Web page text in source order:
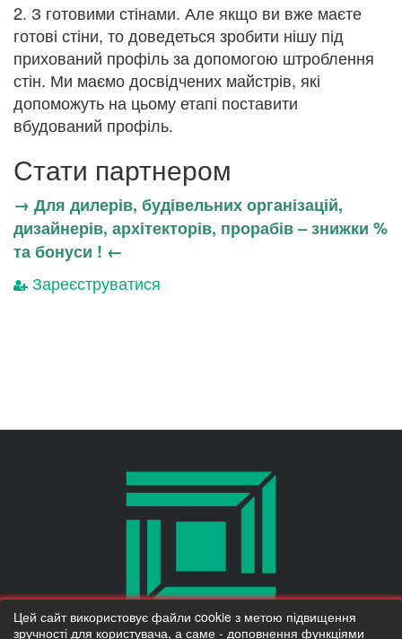
2. З готовими стінами. Але якщо ви вже маєте
готові стіни, то доведеться зробити нішу під
прихований профіль за допомогою штроблення
стін. Ми маємо досвідчених майстрів, які
допоможуть на цьому етапі поставити
вбудований профіль.
Стати партнером
→ Для дилерів, будівельних організацій,
дизайнерів, архітекторів, прорабів – знижки %
та бонуси ! ←
Зареєструватися
Надано SendPulse
Цей сайт використовує файли cookie з метою підвищення
зручності для користувача, а саме - доповнення функціями